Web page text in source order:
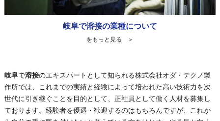
岐阜で溶接の業種について
をもっと見る ＞
岐阜で溶接のエキスパートとして知られる株式会社オダ・テクノ製
作所では、これまでの実績と経験によって培われた高い技術力を次
世代に引き継ぐことを目的として、正社員として働く人材を募集し
ております。経験者を優遇・歓迎するのはもちろんですが、これか